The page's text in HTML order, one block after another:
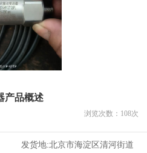
产品概述
浏览次数： 108次
发货地:北京市海淀区清河街道